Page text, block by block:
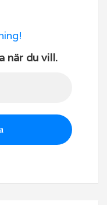
när du vill.